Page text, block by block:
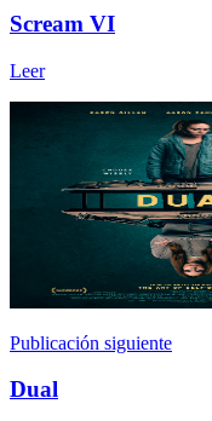
Scream VI
Leer
Publicación siguiente
Dual